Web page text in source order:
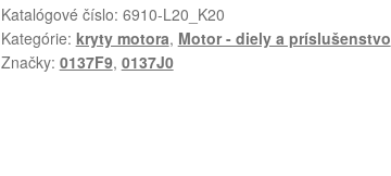
Katalógové číslo: 6910-L20_K20
Kategórie: kryty motora, Motor - diely a príslušenstvo
Značky: 0137F9, 0137J0